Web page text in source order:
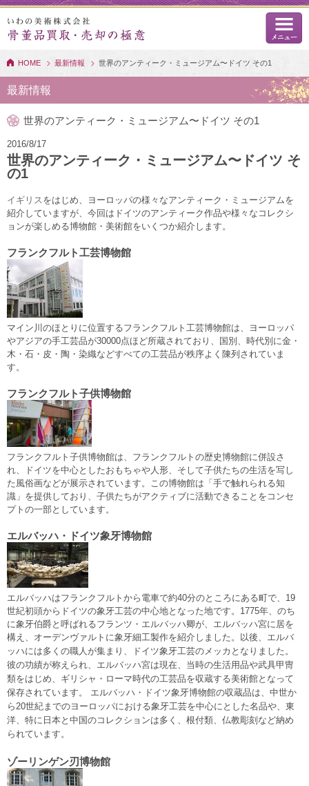
HOME 最新情報 世界のアンティーク・ミュージアム〜ドイツ その1
最新情報
世界のアンティーク・ミュージアム〜ドイツ その1
2016/8/17
世界のアンティーク・ミュージアム〜ドイツ そ
の1
イギリス をはじめ、ヨーロッパの様々なアンティーク・ミュージアムを
紹介していますが、今回はドイツのアンティーク作品や様々なコレクシ
ョンが楽しめる博物館・美術館をいくつか紹介します。
フランクフルト工芸博物館
マイン川のほとりに位置するフランクフルト工芸博物館は、ヨーロッパ
やアジアの手工芸品が30000点ほど所蔵されており、国別、時代別に金・
木・石・皮・陶・染織などすべての工芸品が秩序よく陳列されていま
す。
フランクフルト子供博物館
フランクフルト子供博物館は、フランクフルトの歴史博物館に併設さ
れ、ドイツを中心としたおもちゃや人形、そして子供たちの生活を写し
た風俗画などが展示されています。この博物館は「手で触れられる知
識」を提供しており、子供たちがアクティブに活動できることをコンセ
プトの一部としています。
エルバッハ・ドイツ象牙博物館
エルバッハはフランクフルトから電車で約40分のところにある町で、19
世紀初頭からドイツの象牙工芸の中心地となった地です。1775年、のち
に象牙伯爵と呼ばれるフランツ・エルバッハ卿が、エルバッハ宮に居を
構え、オーデンヴァルトに象牙細工製作を紹介しました。
以後、エルバ
ッハには多くの職人が集まり、ドイツ象牙工芸のメッカとなりました。
彼の功績が称えられ、エルバッハ宮は現在、当時の生活用品や武具甲冑
類をはじめ、ギリシャ・ローマ時代の工芸品を収蔵する美術館となって
保存されています。 エルバッハ・ドイツ象牙博物館の収蔵品は、中世か
ら20世紀までのヨーロッパにおける象牙工芸を中心にとした名品や、東
洋、特に日本と中国のコレクションは多く、根付類、仏教彫刻など納め
られています。
ゾーリンゲン刃博物館